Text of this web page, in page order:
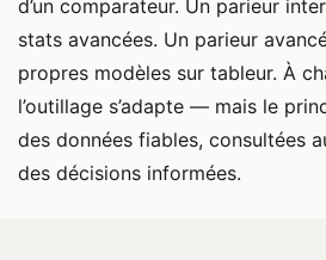
d’un comparateur. Un parieur
stats avancées. Un parieur
propres modèles sur tableur. À
l’outillage s’adapte — mais le
des données fiables, consultées
des décisions informées.